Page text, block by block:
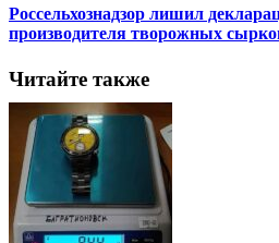
Россельхознадзор лишил
производителя творожных
Читайте также